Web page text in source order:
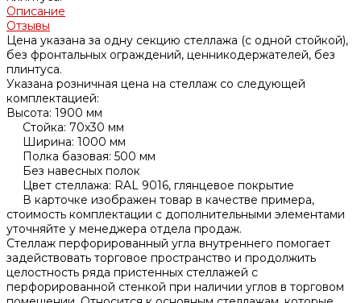
Описание
Отзывы
Цена указана за одну секцию стеллажа (с одной стойкой),
без фронтальных ограждений, ценникодержателей, без
плинтуса.
Указана розничная цена на стеллаж со следующей
комплектацией:
Высота: 1900 мм
Стойка: 70х30 мм
Ширина: 1000 мм
Полка базовая: 500 мм
Без навесных полок
Цвет стеллажа: RAL 9016, глянцевое покрытие
В карточке изображен товар в качестве примера,
стоимость комплектации с дополнительными элементами
уточняйте у менеджера отдела продаж.
Стеллаж перфорированный угла внутреннего помогает
задействовать торговое пространство и продолжить
целостность ряда пристенных стеллажей с
перфорированной стенкой при наличии углов в торговом